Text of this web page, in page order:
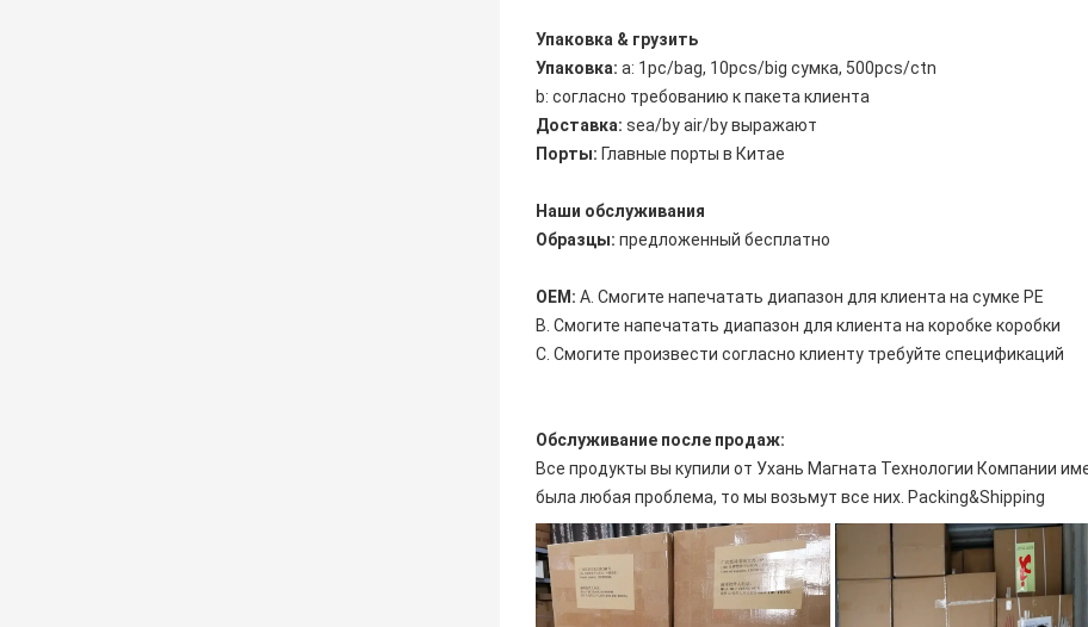
Упаковка & грузить
Упаковка: a: 1pc/bag, 10pcs/big сумка, 500pcs/ctn
b: согласно требованию к пакета клиента
Доставка: sea/by air/by выражают
Порты: Главные порты в Китае
Наши обслуживания
Образцы: предложенный бесплатно
OEM: A. Смогите напечатать диапазон для клиента на сумке PE
B. Смогите напечатать диапазон для клиента на коробке коробки
C. Смогите произвести согласно клиенту требуйте спецификаций
Обслуживание после продаж:
Все продукты вы купили от Ухань Магната Технологии Компании
была любая проблема, то мы возьмут все них. Packing&Shipping